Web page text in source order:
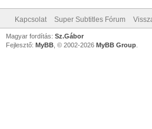
Kapcsolat Super Subtitles Fórum
Magyar fordítás: Sz.Gábor
Fejlesztő: MyBB , © 2002-2026 MyBB Group